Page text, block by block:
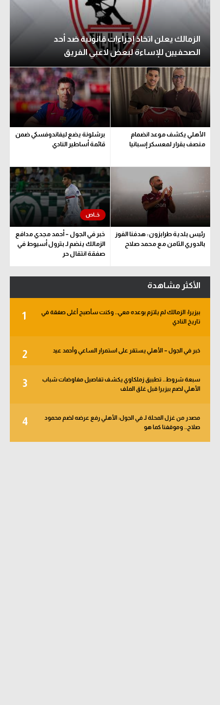
الزمالك يعلن اتخاذ إجراءات قانونية ضد أحد
الصحفيين للإساءة لبعض لاعبي الفريق
الأهلي يكشف موعد انضمام
منصف بقرار لمعسكر إسبانيا
برشلونة يضع ليفاندوفسكي ضمن
قائمة أساطير النادي
رئيس بلدية طرابزون: هدفنا الفوز
بالدوري الثامن مع محمد صلاح
خبر في الجول – أحمد مجدي مدافع
الزمالك ينضم لـ بترول أسيوط في
صفقة انتقال حر
الأكثر مشاهدة
1
بيزيرا: الزمالك لم يلتزم بوعده معي.. وكنت سأصبح أغلى صفقة في
تاريخ النادي
2 خبر في الجول – الأهلي يستقر على استمرار الساعي وأحمد عيد
3
سبعة شروط.. تطبيق زملكاوي يكشف تفاصيل مفاوضات شباب
الأهلي لضم بيزيرا قبل غلق الملف
4
مصدر من غزل المحلة لـ في الجول: الأهلي رفع عرضه لضم محمود
صلاح.. وموقفنا كما هو